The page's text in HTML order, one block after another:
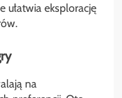
ułatwia eksplorację
na